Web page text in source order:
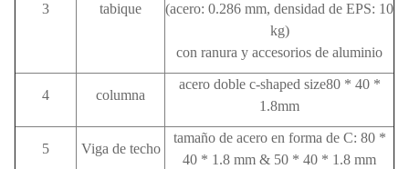
3 tabique
(acero: 0.286 mm, densidad de EPS: 10
kg)
con ranura y accesorios de aluminio
4 columna
acero doble c-shaped size80 * 40 *
1.8mm
5 Viga de techo
tamaño de acero en forma de C: 80 *
40 * 1.8 mm & 50 * 40 * 1.8 mm